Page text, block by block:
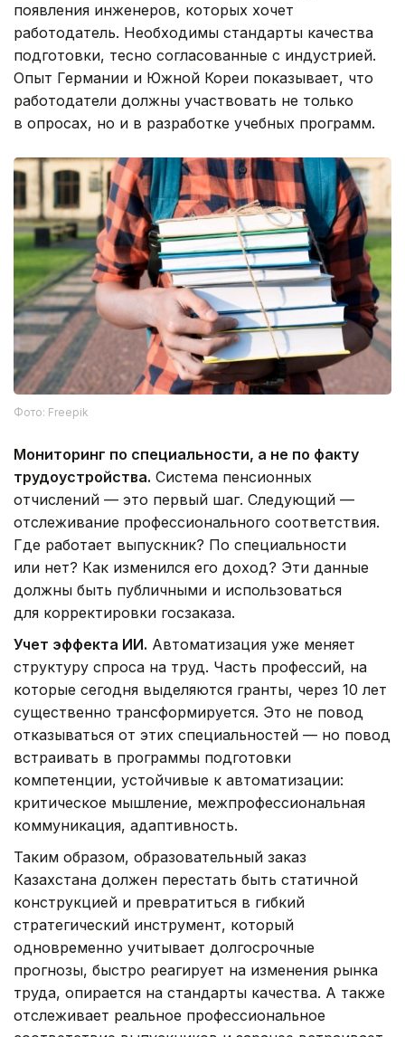
появления инженеров, которых хочет
работодатель. Необходимы стандарты качества
подготовки, тесно согласованные с индустрией.
Опыт Германии и Южной Кореи показывает, что
работодатели должны участвовать не только
в опросах, но и в разработке учебных программ.
Фото: Freepik
Мониторинг по специальности, а не по факту
трудоустройства. Система пенсионных
отчислений — это первый шаг. Следующий —
отслеживание профессионального соответствия.
Где работает выпускник? По специальности
или нет? Как изменился его доход? Эти данные
должны быть публичными и использоваться
для корректировки госзаказа.
Учет эффекта ИИ. Автоматизация уже меняет
структуру спроса на труд. Часть профессий, на
которые сегодня выделяются гранты, через 10 лет
существенно трансформируется. Это не повод
отказываться от этих специальностей — но повод
встраивать в программы подготовки
компетенции, устойчивые к автоматизации:
критическое мышление, межпрофессиональная
коммуникация, адаптивность.
Таким образом, образовательный заказ
Казахстана должен перестать быть статичной
конструкцией и превратиться в гибкий
стратегический инструмент, который
одновременно учитывает долгосрочные
прогнозы, быстро реагирует на изменения рынка
труда, опирается на стандарты качества. А также
отслеживает реальное профессиональное